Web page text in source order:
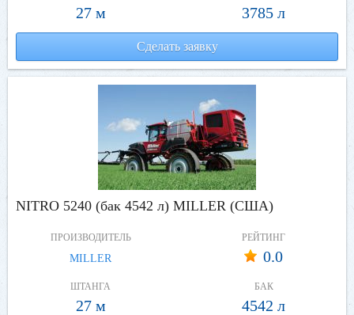
27 м 3785 л
Сделать заявку
NITRO 5240 (бак 4542 л) MILLER (США)
ПРОИЗВОДИТЕЛЬ
MILLER
РЕЙТИНГ
0.0
ШТАНГА
27 м
БАК
4542 л